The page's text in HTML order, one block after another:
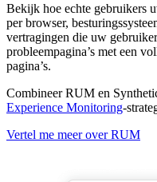
Bekijk hoe echte gebruikers
per browser,
vertragingen die uw
probleempagina’s met een
pagina’s.
Combineer RUM en
Experience Monitoring-
Vertel me meer over RUM